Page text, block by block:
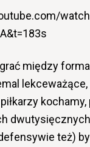
grać między
też)